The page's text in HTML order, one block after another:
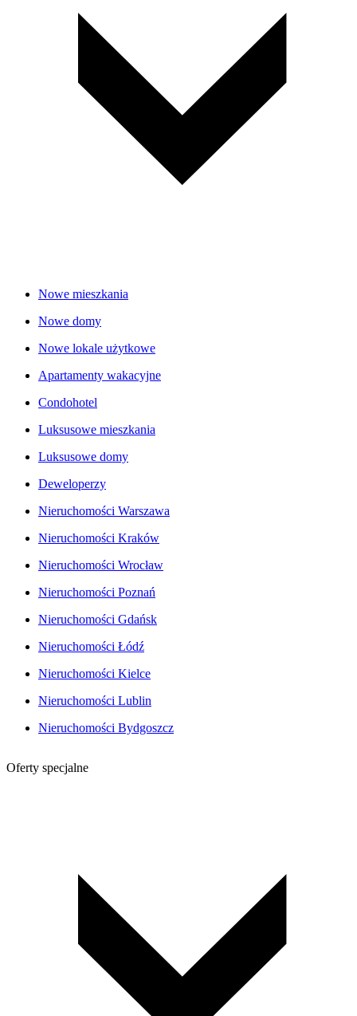
Nowe mieszkania
Nowe domy
Nowe lokale użytkowe
Apartamenty wakacyjne
Condohotel
Luksusowe mieszkania
Luksusowe domy
Deweloperzy
Nieruchomości Warszawa
Nieruchomości Kraków
Nieruchomości Wrocław
Nieruchomości Poznań
Nieruchomości Gdańsk
Nieruchomości Łódź
Nieruchomości Kielce
Nieruchomości Lublin
Nieruchomości Bydgoszcz
Oferty specjalne